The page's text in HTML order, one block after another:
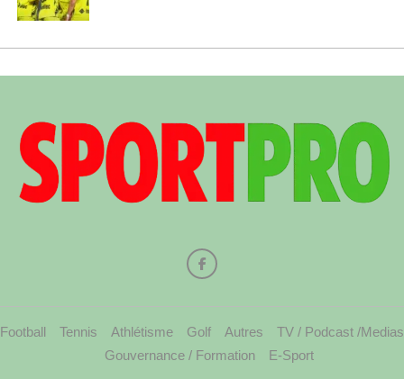
Football Tennis Athlétisme Golf Autres
TV / Podcast /Medias
Gouvernance / Formation
E-Sport